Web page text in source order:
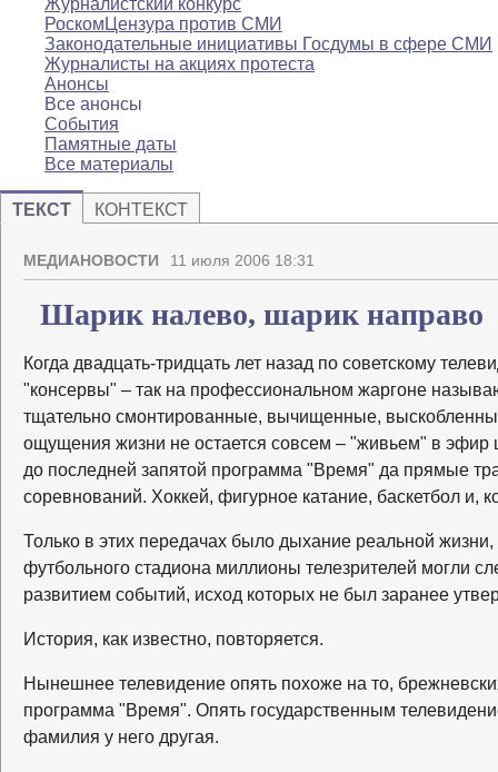
Журналистский конкурс
РоскомЦензура против СМИ
Законодательные инициативы Госдумы в сфере СМИ
Журналисты на акциях протеста
Анонсы
Все анонсы
События
Памятные даты
Все материалы
ТЕКСТ КОНТЕКСТ
МЕДИАНОВОСТИ 11 июля 2006 18:31
Шарик налево, шарик направо
Когда двадцать-тридцать лет назад по советскому
"консервы" – так на профессиональном жаргоне
тщательно смонтированные, вычищенные,
ощущения жизни не остается совсем – "живьем" в эфир
до последней запятой программа "Время" да прямые
соревнований. Хоккей, фигурное катание, баскетбол и,
Только в этих передачах было дыхание реальной
футбольного стадиона миллионы телезрителей могли
развитием событий, исход которых не был заранее
История, как известно, повторяется.
Нынешнее телевидение опять похоже на то,
программа "Время". Опять государственным
фамилия у него другая.